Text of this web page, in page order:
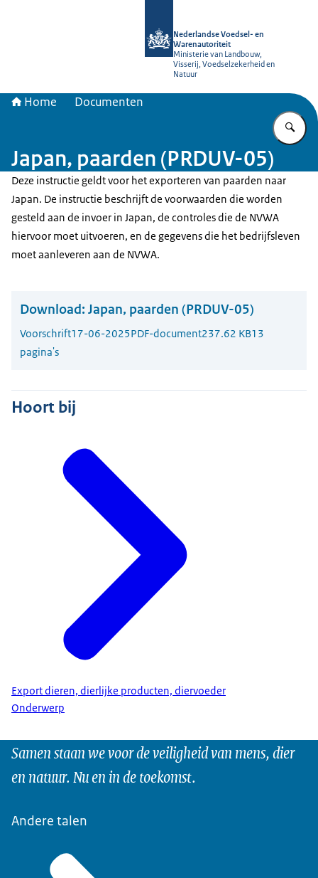
Nederlandse Voedsel- en
Warenautoriteit
Ministerie van Landbouw,
Visserij, Voedselzekerheid en
Natuur
Home Documenten
Japan, paarden (PRDUV-05)
Deze instructie geldt voor het exporteren van paarden naar
Japan. De instructie beschrijft de voorwaarden die worden
gesteld aan de invoer in Japan, de controles die de NVWA
hiervoor moet uitvoeren, en de gegevens die het bedrijfsleven
moet aanleveren aan de NVWA.
Download: Japan, paarden (PRDUV-05)
Voorschrift17-06-2025PDF-document237.62 KB13
pagina's
Hoort bij
Export dieren, dierlijke producten, diervoeder
Onderwerp
Samen staan we voor de veiligheid van mens, dier
en natuur. Nu en in de toekomst.
Andere talen